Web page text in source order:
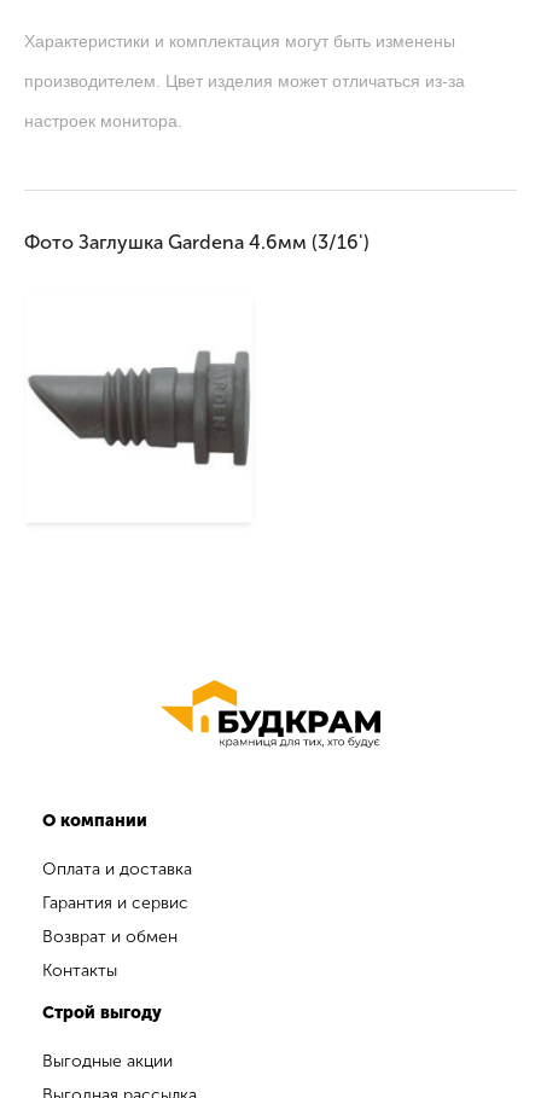
Характеристики и комплектация могут быть изменены
производителем. Цвет изделия может отличаться из-за
настроек монитора.
Фото Заглушка Gardena 4.6мм (3/16')
О компании
Оплата и доставка
Гарантия и сервис
Возврат и обмен
Контакты
Строй выгоду
Выгодные акции